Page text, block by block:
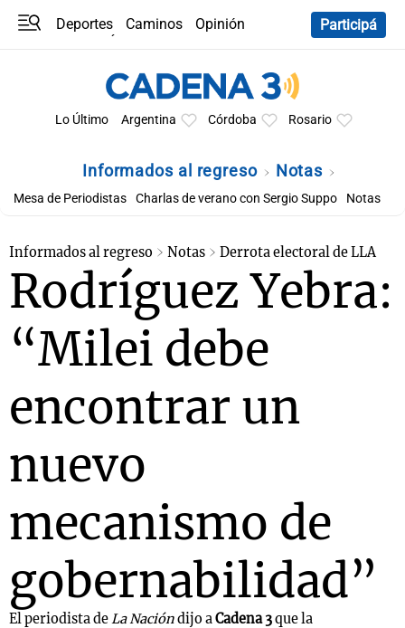
Deportes Caminos
Opinión
Participá
Lo Último Argentina Córdoba Rosario
Informados al regreso Notas
Mesa de Periodistas Charlas de verano con Sergio Suppo Notas
Informados al regreso Notas Derrota electoral de LLA
Rodríguez Yebra:
“Milei debe
encontrar un
nuevo
mecanismo de
gobernabilidad”
El periodista deLa Nacióndijo aCadena 3que la